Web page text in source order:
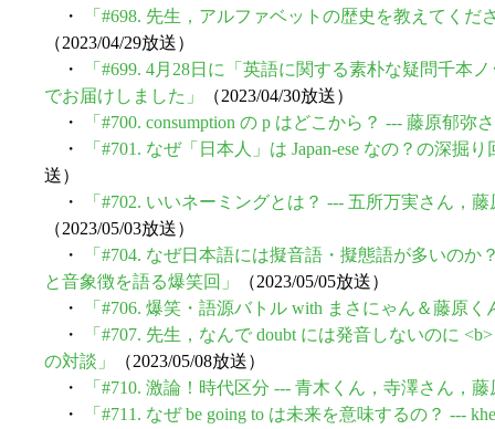
・
「#698. 先生，アルファベットの歴史を教えてく
（2023/04/29放送）
・
「#699. 4月28日に「英語に関する素朴な疑問千本
でお届けしました」
（2023/04/30放送）
・
「#700. consumption の p はどこから？ --- 藤原郁弥
・
「#701. なぜ「日本人」は Japan-ese なの？の深掘
送）
・
「#702. いいネーミングとは？ --- 五所万実さん，
（2023/05/03放送）
・
「#704. なぜ日本語には擬音語・擬態語が多いの
と音象徴を語る爆笑回」
（2023/05/05放送）
・
「#706. 爆笑・語源バトル with まさにゃん＆藤原く
・
「#707. 先生，なんで doubt には発音しないのに
の対談」
（2023/05/08放送）
・
「#710. 激論！時代区分 --- 青木くん，寺澤さん，
・
「#711. なぜ be going to は未来を意味するの？ ---